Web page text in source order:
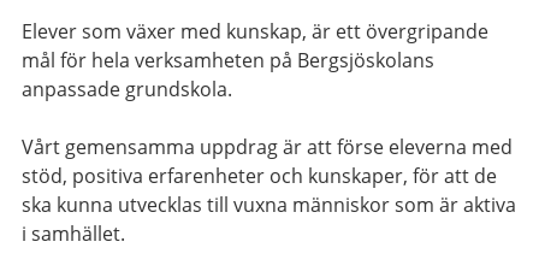
Elever som växer med kunskap, är ett övergripande
mål för hela verksamheten på Bergsjöskolans
anpassade grundskola.
Vårt gemensamma uppdrag är att förse eleverna med
stöd, positiva erfarenheter och kunskaper, för att de
ska kunna utvecklas till vuxna människor som är aktiva
i samhället.